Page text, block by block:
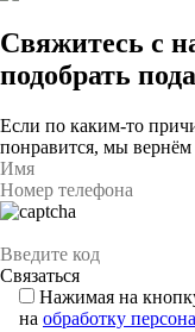
Свяжитесь с
подобрать
Если по каким-то
понравится, мы
Нажимая на
на обработку